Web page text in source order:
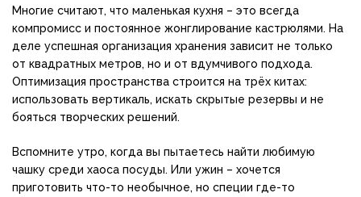
Многие считают, что маленькая кухня – это всегда
компромисс и постоянное жонглирование кастрюлями. На
деле успешная организация хранения зависит не только
от квадратных метров, но и от вдумчивого подхода.
Оптимизация пространства строится на трёх китах:
использовать вертикаль, искать скрытые резервы и не
бояться творческих решений.
Вспомните утро, когда вы пытаетесь найти любимую
чашку среди хаоса посуды. Или ужин – хочется
приготовить что-то необычное, но специи где-то